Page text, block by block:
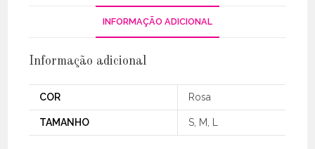
INFORMAÇÃO ADICIONAL
Informação adicional
COR Rosa
TAMANHO S, M, L